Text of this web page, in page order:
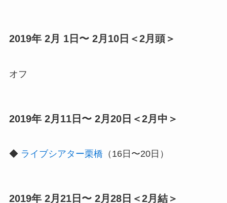
2019年 2月 1日〜 2月10日＜2月頭＞
オフ
2019年 2月11日〜 2月20日＜2月中＞
◆ ライブシアター栗橋 （16日〜20日）
2019年 2月21日〜 2月28日＜2月結＞